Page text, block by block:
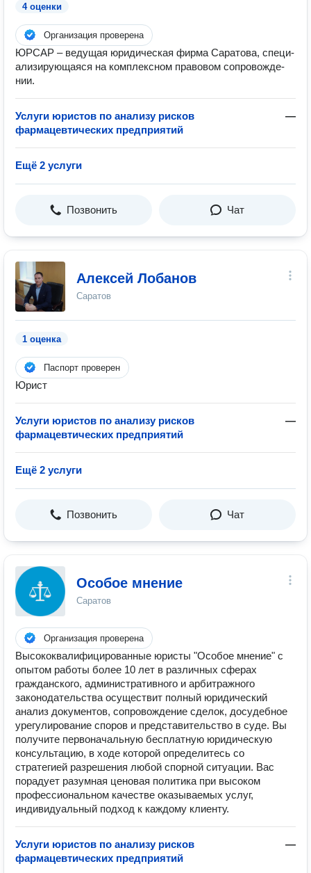
4 оценки
Организация проверена
ЮР­САР – ве­ду­щая юри­ди­чес­кая фир­ма Са­ра­то­ва, спе­ци­
а­ли­зи­ру­ю­ща­я­ся на ком­плек­с­ном пра­во­вом со­про­вож­де­
нии.
Услуги юристов по анализу рисков
фармацевтических предприятий
—
Ещё 2 услуги
Позвонить Чат
Алексей Лобанов
Саратов
1 оценка
Паспорт проверен
Юрист
Услуги юристов по анализу рисков
фармацевтических предприятий
—
Ещё 2 услуги
Позвонить Чат
Особое мнение
Саратов
Организация проверена
Высококвалифицированные юристы "Особое мнение" с
опытом работы более 10 лет в различных сферах
гражданского, административного и арбитражного
законодательства осуществит полный юридический
анализ документов, сопровождение сделок, досудебное
урегулирование споров и представительство в суде. Вы
получите первоначальную бесплатную юридическую
консультацию, в ходе которой определитесь со
стратегией разрешения любой спорной ситуации. Вас
порадует разумная ценовая политика при высоком
профессиональном качестве оказываемых услуг,
индивидуальный подход к каждому клиенту.
Услуги юристов по анализу рисков
фармацевтических предприятий
—